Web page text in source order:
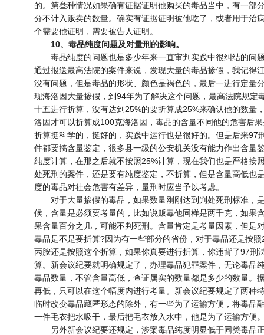
的。第叁种情况如果确有证据证明他购买的毒品当中，有一部
分不计入贩卖的数量。确实有证据证明被他吃了，或者用于治
个需要他证明，需要被告人证明。
10、毒品纯度问题及对量刑的影响。
毒品纯度的问题也是多少年来一直审判实践中很纠结的问
通过报送最高法院的案件来说，发现大量的毒品掺假，我记得
没有问题，但是毒品的形状、颜色是褐色的，最后一进行定量
现海洛因大量掺假，到94年为了解决这个问题，最高法院规定
十五进行折算，没有达到25%的要折算成25%来确认他的数量
洛因才可以折算成100克海洛因，毒品的含量不同他的危害后
折算挺科学的，挺好的，实践中运行也是很好的。但是后来97
件都要搞含量鉴定，很多县一级的公安机关没有能力作出含量
纯度计算，在那之后就不按照25%计算，现在我们也是严格按
处死刑的案件，还是要有纯度鉴定，不折算，但是含量高低也
度的毒品对社会危害有差异，量刑时应当予以考虑。
对于大量掺假的毒品，如果数量刚刚达到判处死刑标准，
候，含量是必须要考量的，比如说贩毒他同样是两千克，如果
果含量百分之几，可能不判死刑。含量肯定是考量因素，但是
毒品是不是要折算?因为有一些部分的省份，对于毒品还是按
丙胺还是按照这个折算，如果你真要进行折算，你违背了97刑
算。新会议纪要就明确规定了，办理毒品犯罪案件，无论毒品
毒品数量，不管含量高低，查证属实的数量都是多少的数量。
再低，只可以在这个幅度内进行考量。新会议纪要规定了两种
临时改变毒品藏匿形态的除外，有一些为了运输方便，将毒品
一件毛衣把水吸干，最后把毛衣放入水中，他是为了运输方便
另外新会议纪要还规定，涉案毒品纯度明显低于同类毒品